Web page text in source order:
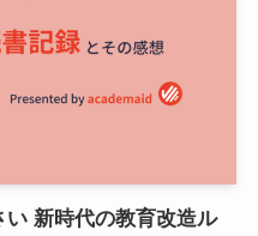
い 新時代の教育改造ル